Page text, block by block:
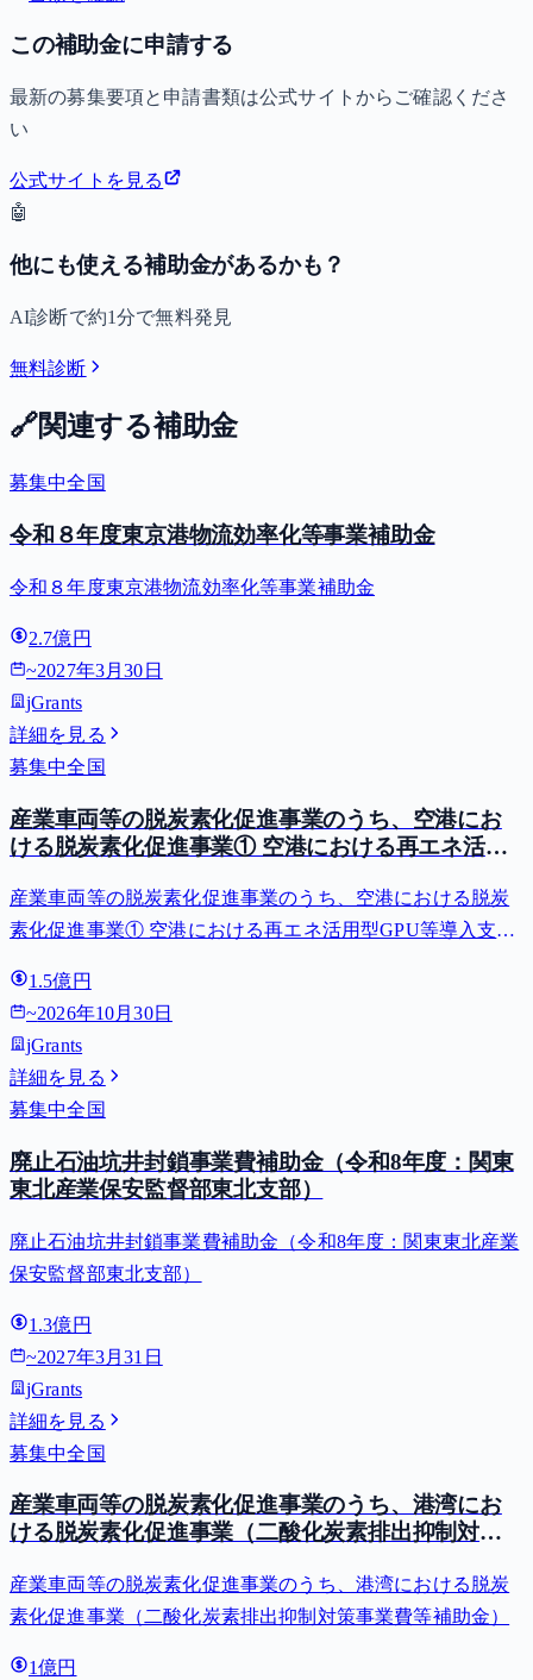
この補助金に申請する
最新の募集要項と申請書類は公式サイトからご確認くださ
い
公式サイトを見る
🤖
他にも使える補助金があるかも？
AI診断で約1分で無料発見
無料診断
🔗関連する補助金
募集中全国
令和８年度東京港物流効率化等事業補助金
令和８年度東京港物流効率化等事業補助金
2.7億円
~2027年3月30日
jGrants
詳細を見る
募集中全国
産業車両等の脱炭素化促進事業のうち、空港にお
ける脱炭素化促進事業① 空港における再エネ活用
費等補助金）
産業車両等の脱炭素化促進事業のうち、空港における脱炭
素化促進事業① 空港における再エネ活用型GPU等導入支援
1.5億円
~2026年10月30日
jGrants
詳細を見る
募集中全国
廃止石油坑井封鎖事業費補助金（令和8年度：関東
東北産業保安監督部東北支部）
廃止石油坑井封鎖事業費補助金（令和8年度：関東東北産業
保安監督部東北支部）
1.3億円
~2027年3月31日
jGrants
詳細を見る
募集中全国
産業車両等の脱炭素化促進事業のうち、港湾にお
ける脱炭素化促進事業（二酸化炭素排出抑制対策
産業車両等の脱炭素化促進事業のうち、港湾における脱炭
素化促進事業（二酸化炭素排出抑制対策事業費等補助金）
1億円